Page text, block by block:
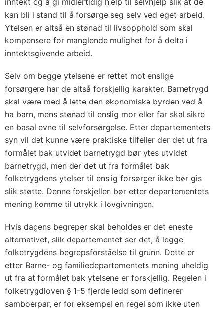
inntekt og å gi midlertidig hjelp til selvhjelp slik at de
kan bli i stand til å forsørge seg selv ved eget arbeid.
Ytelsen er altså en stønad til livsopphold som skal
kompensere for manglende mulighet for å delta i
inntektsgivende arbeid.
Selv om begge ytelsene er rettet mot enslige
forsørgere har de altså forskjellig karakter. Barnetrygd
skal være med å lette den økonomiske byrden ved å
ha barn, mens stønad til enslig mor eller far skal sikre
en basal evne til selvforsørgelse. Etter departementets
syn vil det kunne være praktiske tilfeller der det ut fra
formålet bak utvidet barnetrygd bør ytes utvidet
barnetrygd, men der det ut fra formålet bak
folketrygdens ytelser til enslig forsørger ikke bør gis
slik støtte. Denne forskjellen bør etter departementets
mening komme til utrykk i lovgivningen.
Hvis dagens begreper skal beholdes er det eneste
alternativet, slik departementet ser det, å legge
folketrygdens begrepsforståelse til grunn. Dette er
etter Barne- og familiedepartementets mening uheldig
ut fra at formålet bak ytelsene er forskjellig. Regelen i
folketrygdloven § 1-5 fjerde ledd som definerer
samboerpar, er for eksempel en regel som ikke uten